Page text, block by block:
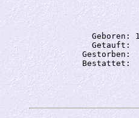
Geboren:
             Getauft:
           Gestorben: